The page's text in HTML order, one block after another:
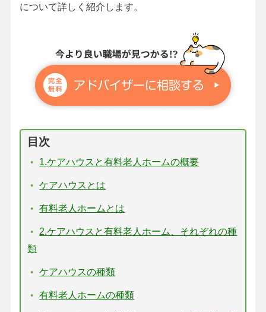
について詳しく紹介します。
目次
1.ケアハウスと有料老人ホームの概要
ケアハウスとは
有料老人ホームとは
2.ケアハウスと有料老人ホーム、それぞれの種
類
ケアハウスの種類
有料老人ホームの種類